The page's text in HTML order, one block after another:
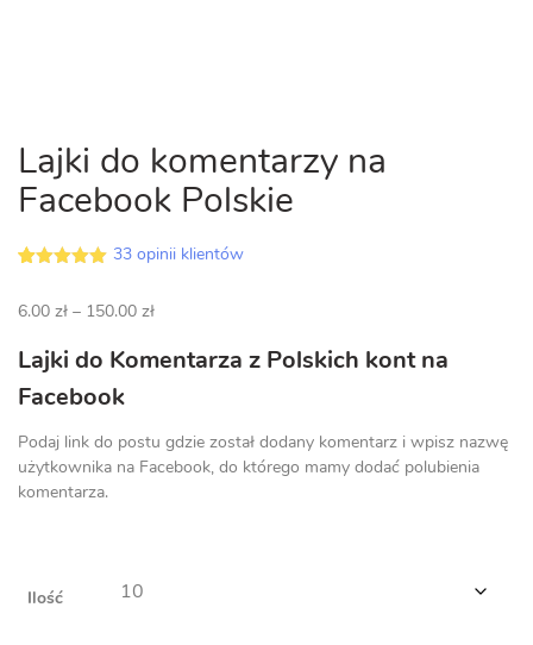
Lajki do komentarzy na
Facebook Polskie
podstawie
klientów
33opinii klientów
6.00 zł – 150.00 złZakres
od
150.00 zł
Lajki do Komentarza z Polskich kont na
Facebook
Podaj link do postu gdzie został dodany komentarz i wpisz nazwę
użytkownika na Facebook, do którego mamy dodać polubienia
komentarza.
Ilość